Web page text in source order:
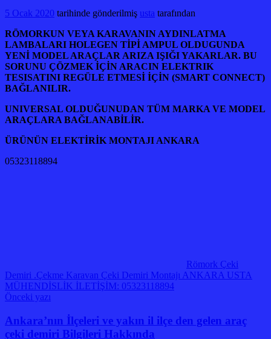
5 Ocak 2020 tarihinde gönderilmiş usta tarafından
RÖMORKUN VEYA KARAVANIN AYDINLATMA
LAMBALARI HOLEGEN TİPİ AMPUL OLDUGUNDA
YENİ MODEL ARAÇLAR ARIZA IŞIĞI YAKARLAR. BU
SORUNU ÇÖZMEK İÇİN ARACIN ELEKTRIK
TESISATINI REGÜLE ETMESİ İÇİN (SMART CONNECT)
BAĞLANILIR.
UNIVERSAL OLDUĞUNUDAN TÜM MARKA VE MODEL
ARAÇLARA BAĞLANABİLİR.
ÜRÜNÜN ELEKTİRİK MONTAJI ANKARA
05323118894
Römork Çeki
Demiri .Çekme Karavan Çeki Demiri Montajı ANKARA USTA
MÜHENDİSLİK İLETİŞİM: 05323118894
Yazı
gezinmesi
Önceki yazı
Ankara’nın İlçeleri ve yakın il ilçe den gelen araç
çeki demiri Bilgileri Hakkında